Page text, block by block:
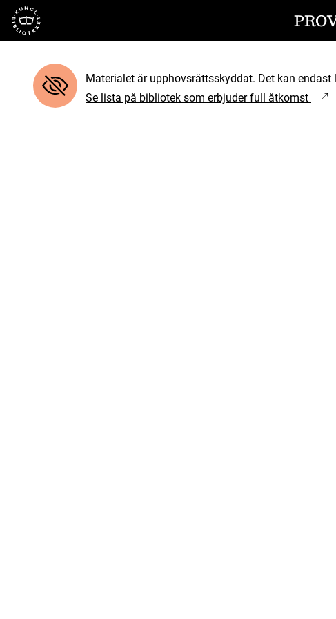
Till startsidan
Materialet är upphovsrättsskyddat. Det kan
Se lista på bibliotek som erbjuder full åtkomst